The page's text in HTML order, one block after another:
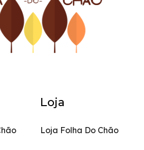
Loja
Loja Folha Do Chão